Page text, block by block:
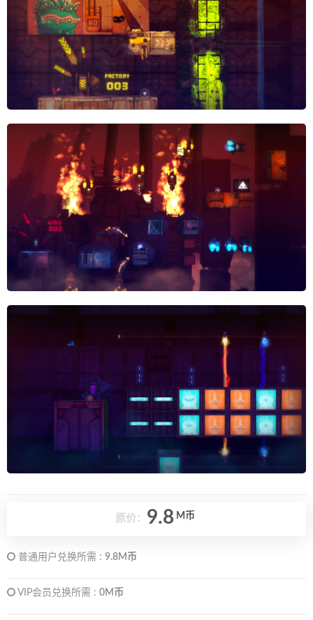
原价： 9.8 M币
普通用户兑换所需 : 9.8M币
VIP会员兑换所需 : 0M币